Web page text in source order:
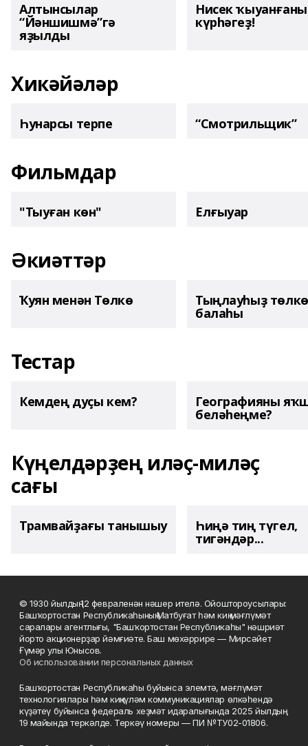
Алтынсылар
“Йәншишмә”гә
яҙылды
Нисек
күрһәгеҙ!
Хикәйәләр
Һунарсы терпе “Смотрильщик”
Фильмдар
"Тыуған көн" Елғыуар
Әкиәттәр
Ҡуян менән Төлкө Тыңлауһыҙ төлкө
балаһы
Тестар
Кемдең дуҫы кем? Географияны
беләһеңме?
Күңелдәрҙең иләҫ-миләҫ
сағы
Трамвайҙағы танышыу Һиңә тиң түгел,
тигәндәр...
© 1930 йылдың 12 февраленән нәшер ителә. Ойоштороусылары:
Башҡортостан Республикаһының Матбуғат һәм киң мәғлүмәт
саралары агентлығы, "Башҡортостан Республикаһы" нәшриәт
йорто акционерҙар йәмғиәте. Баш мөхәррире — Мирсәйет
Ғүмәр улы Юнысов.
Об использовании персональных данных
Башҡортостан Республикаһы буйынса элемтә, мәғлүмәт
технологиялары һәм киңкүләм коммуникациялар өлкәһендә
күҙәтеү буйынса федераль хеҙмәт идаралығында 2025 йылдың
19 майында теркәлде. Теркәү номеры — ПИ №ТУ02-01806.